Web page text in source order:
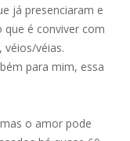
já presenciaram e
é conviver com
véias.
para mim, essa
o amor pode